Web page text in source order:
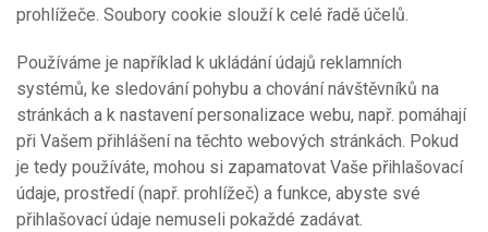
prohlížeče. Soubory cookie slouží k celé řadě účelů.
Používáme je například k ukládání údajů reklamních
systémů, ke sledování pohybu a chování návštěvníků na
stránkách a k nastavení personalizace webu, např. pomáhají
při Vašem přihlášení na těchto webových stránkách. Pokud
je tedy používáte, mohou si zapamatovat Vaše přihlašovací
údaje, prostředí (např. prohlížeč) a funkce, abyste své
přihlašovací údaje nemuseli pokaždé zadávat.